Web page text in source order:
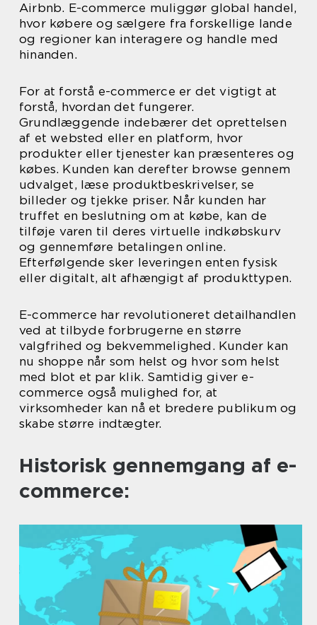
Airbnb. E-commerce muliggør global handel,
hvor købere og sælgere fra forskellige lande
og regioner kan interagere og handle med
hinanden.
For at forstå e-commerce er det vigtigt at
forstå, hvordan det fungerer.
Grundlæggende indebærer det oprettelsen
af et websted eller en platform, hvor
produkter eller tjenester kan præsenteres og
købes. Kunden kan derefter browse gennem
udvalget, læse produktbeskrivelser, se
billeder og tjekke priser. Når kunden har
truffet en beslutning om at købe, kan de
tilføje varen til deres virtuelle indkøbskurv
og gennemføre betalingen online.
Efterfølgende sker leveringen enten fysisk
eller digitalt, alt afhængigt af produkttypen.
E-commerce har revolutioneret detailhandlen
ved at tilbyde forbrugerne en større
valgfrihed og bekvemmelighed. Kunder kan
nu shoppe når som helst og hvor som helst
med blot et par klik. Samtidig giver e-
commerce også mulighed for, at
virksomheder kan nå et bredere publikum og
skabe større indtægter.
Historisk gennemgang af e-
commerce: